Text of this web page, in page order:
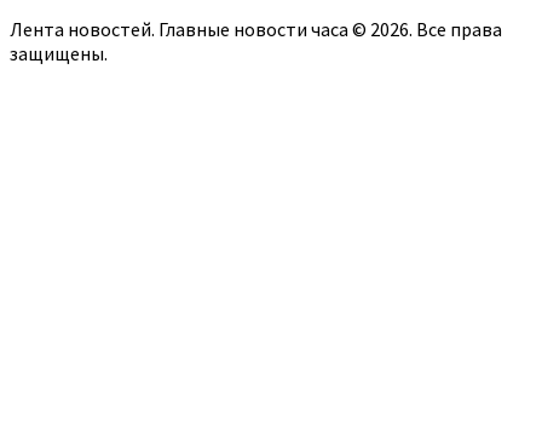
Лента новостей. Главные новости часа © 2026. Все права
защищены.